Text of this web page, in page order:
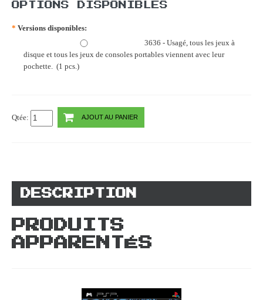
OPTIONS DISPONIBLES
* Versions disponibles:
3636 - Usagé, tous les jeux à
disque et tous les jeux de consoles portables viennent avec leur
pochette. (1 pcs.)
Qtée: AJOUT AU PANIER
DESCRIPTION
PRODUITS
APPARENTÉS